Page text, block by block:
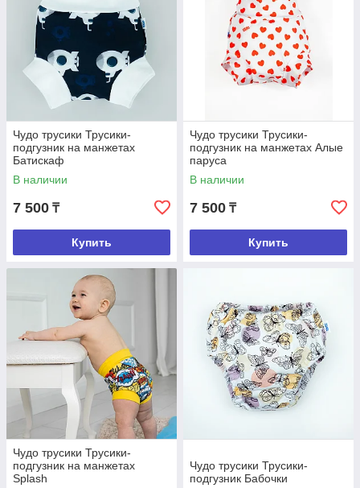
Чудо трусики Трусики-
подгузник на манжетах
Батискаф
В наличии
7 500 ₸
Купить
Чудо трусики Трусики-
подгузник на манжетах Алые
паруса
В наличии
7 500 ₸
Купить
Чудо трусики Трусики-
подгузник на манжетах
Splash
Чудо трусики Трусики-
подгузник Бабочки